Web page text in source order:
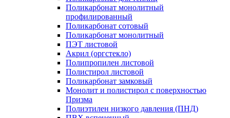
Поликарбонат монолитный
профилированный
Поликарбонат сотовый
Поликарбонат монолитный
ПЭТ листовой
Акрил (оргстекло)
Полипропилен листовой
Полистирол листовой
Поликарбонат замковый
Монолит и полистирол с поверхностью
Призма
Полиэтилен низкого давления (ПНД)